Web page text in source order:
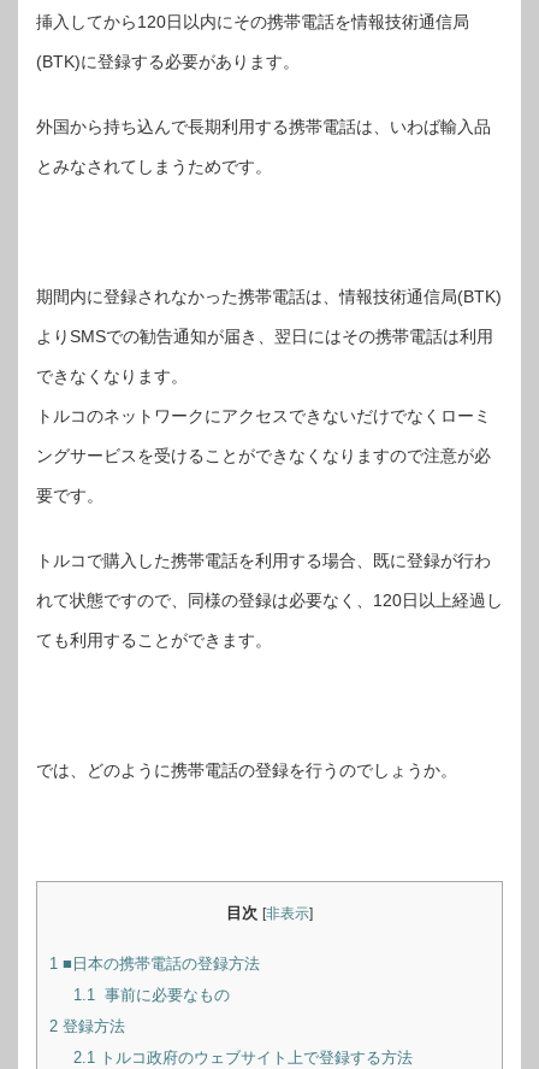
挿入してから120日以内にその携帯電話を情報技術通信局
(BTK)に登録する必要があります。
外国から持ち込んで長期利用する携帯電話は、いわば輸入品
とみなされてしまうためです。
期間内に登録されなかった携帯電話は、情報技術通信局(BTK)
よりSMSでの勧告通知が届き、翌日にはその携帯電話は利用
できなくなります。
トルコのネットワークにアクセスできないだけでなくローミ
ングサービスを受けることができなくなりますので注意が必
要です。
トルコで購入した携帯電話を利用する場合、既に登録が行わ
れて状態ですので、同様の登録は必要なく、120日以上経過し
ても利用することができます。
では、どのように携帯電話の登録を行うのでしょうか。
目次 [非表示]
1 ■日本の携帯電話の登録方法
1.1事前に必要なもの
2 登録方法
2.1トルコ政府のウェブサイト上で登録する方法